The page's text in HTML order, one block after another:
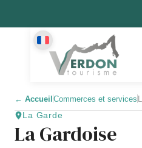
← AccueilCommerces et services
La Garde
La Gardoise